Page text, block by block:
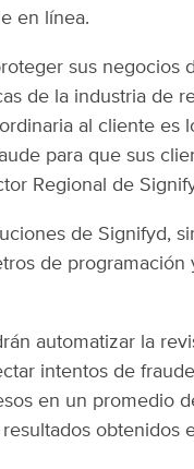
en línea.
sus negocios
de la industria de
al cliente es
para que sus
Regional de
de Signifyd,
de programación
automatizar la
intentos de
en un promedio
obtenidos